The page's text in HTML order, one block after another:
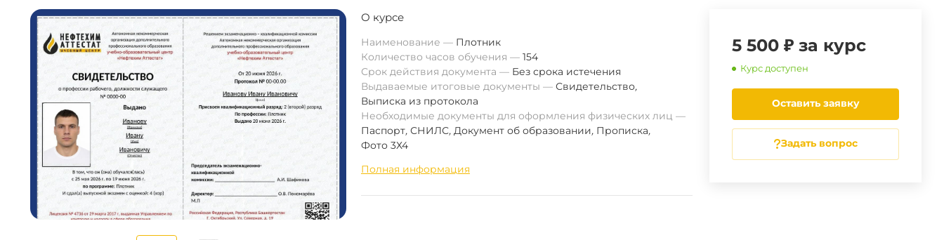
5 500 ₽ за курс
Курс доступен
Оставить заявку
Задать вопрос
О курсе
Наименование
Плотник
Количество часов обучения
154
Срок действия документа
Без срока истечения
Выдаваемые итоговые документы
Свидетельство,
Выписка из протокола
Необходимые документы для оформления физических лиц
Паспорт, СНИЛС, Документ об образовании, Прописка,
Фото 3Х4
Полная информация